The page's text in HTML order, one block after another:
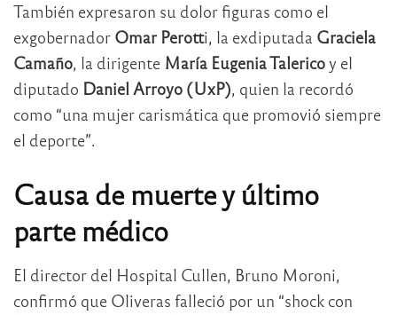
También expresaron su dolor figuras como el
exgobernador Omar Perotti, la exdiputada Graciela
Camaño, la dirigente María Eugenia Talericoy el
diputado Daniel Arroyo (UxP), quien la recordó
como “una mujer carismática que promovió siempre
el deporte”.
Causa de muerte y último
parte médico
El director del Hospital Cullen, Bruno Moroni,
confirmó que Oliveras falleció por un “shock con